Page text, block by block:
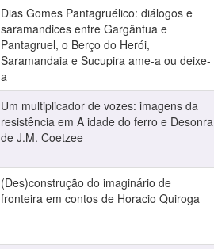
Dias Gomes Pantagruélico: diálogos e
saramandices entre Gargântua e
Pantagruel, o Berço do Herói,
Saramandaia e Sucupira ame-a ou deixe-
a
Um multiplicador de vozes: imagens da
resistência em A idade do ferro e Desonra
de J.M. Coetzee
(Des)construção do imaginário de
fronteira em contos de Horacio Quiroga